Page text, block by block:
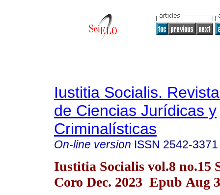
Iustitia Socialis.
de Ciencias Jurídicas y
Criminalísticas
On-line version ISSN 2542-3371
Iustitia Socialis vol.8 no.15
Coro Dec. 2023 Epub Aug